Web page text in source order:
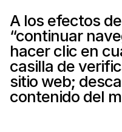
A los efectos
“continuar
hacer clic en
casilla de
sitio web;
contenido del